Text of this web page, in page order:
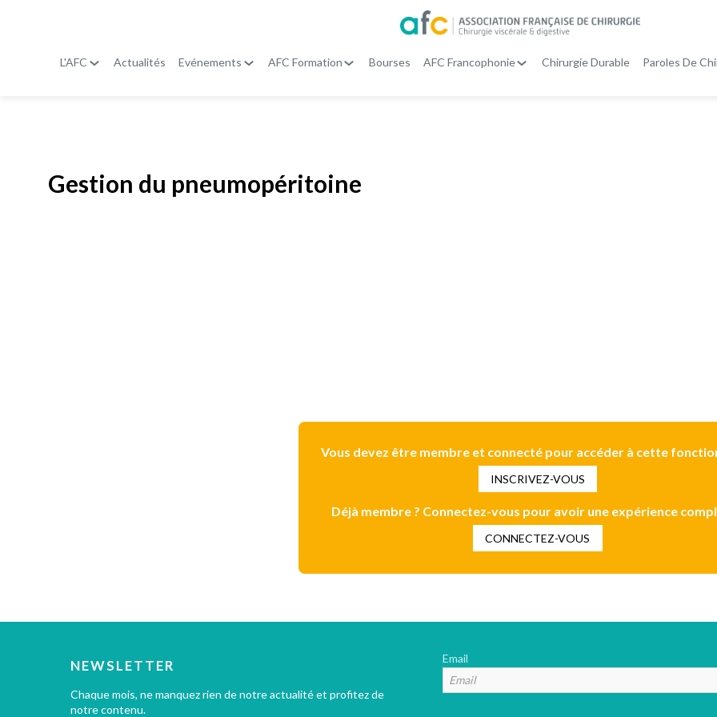
L'AFC Actualités Evénements AFC Formation Bourses AFC Francophonie Chirurgie Durable Paroles De
Gestion du pneumopéritoine
Vous devez être membre et connecté pour accéder à cette
INSCRIVEZ-VOUS
Déjà membre ? Connectez-vous pour avoir une expérience
CONNECTEZ-VOUS
NEWSLETTER
Chaque mois, ne manquez rien de notre actualité et profitez de
notre contenu.
Email